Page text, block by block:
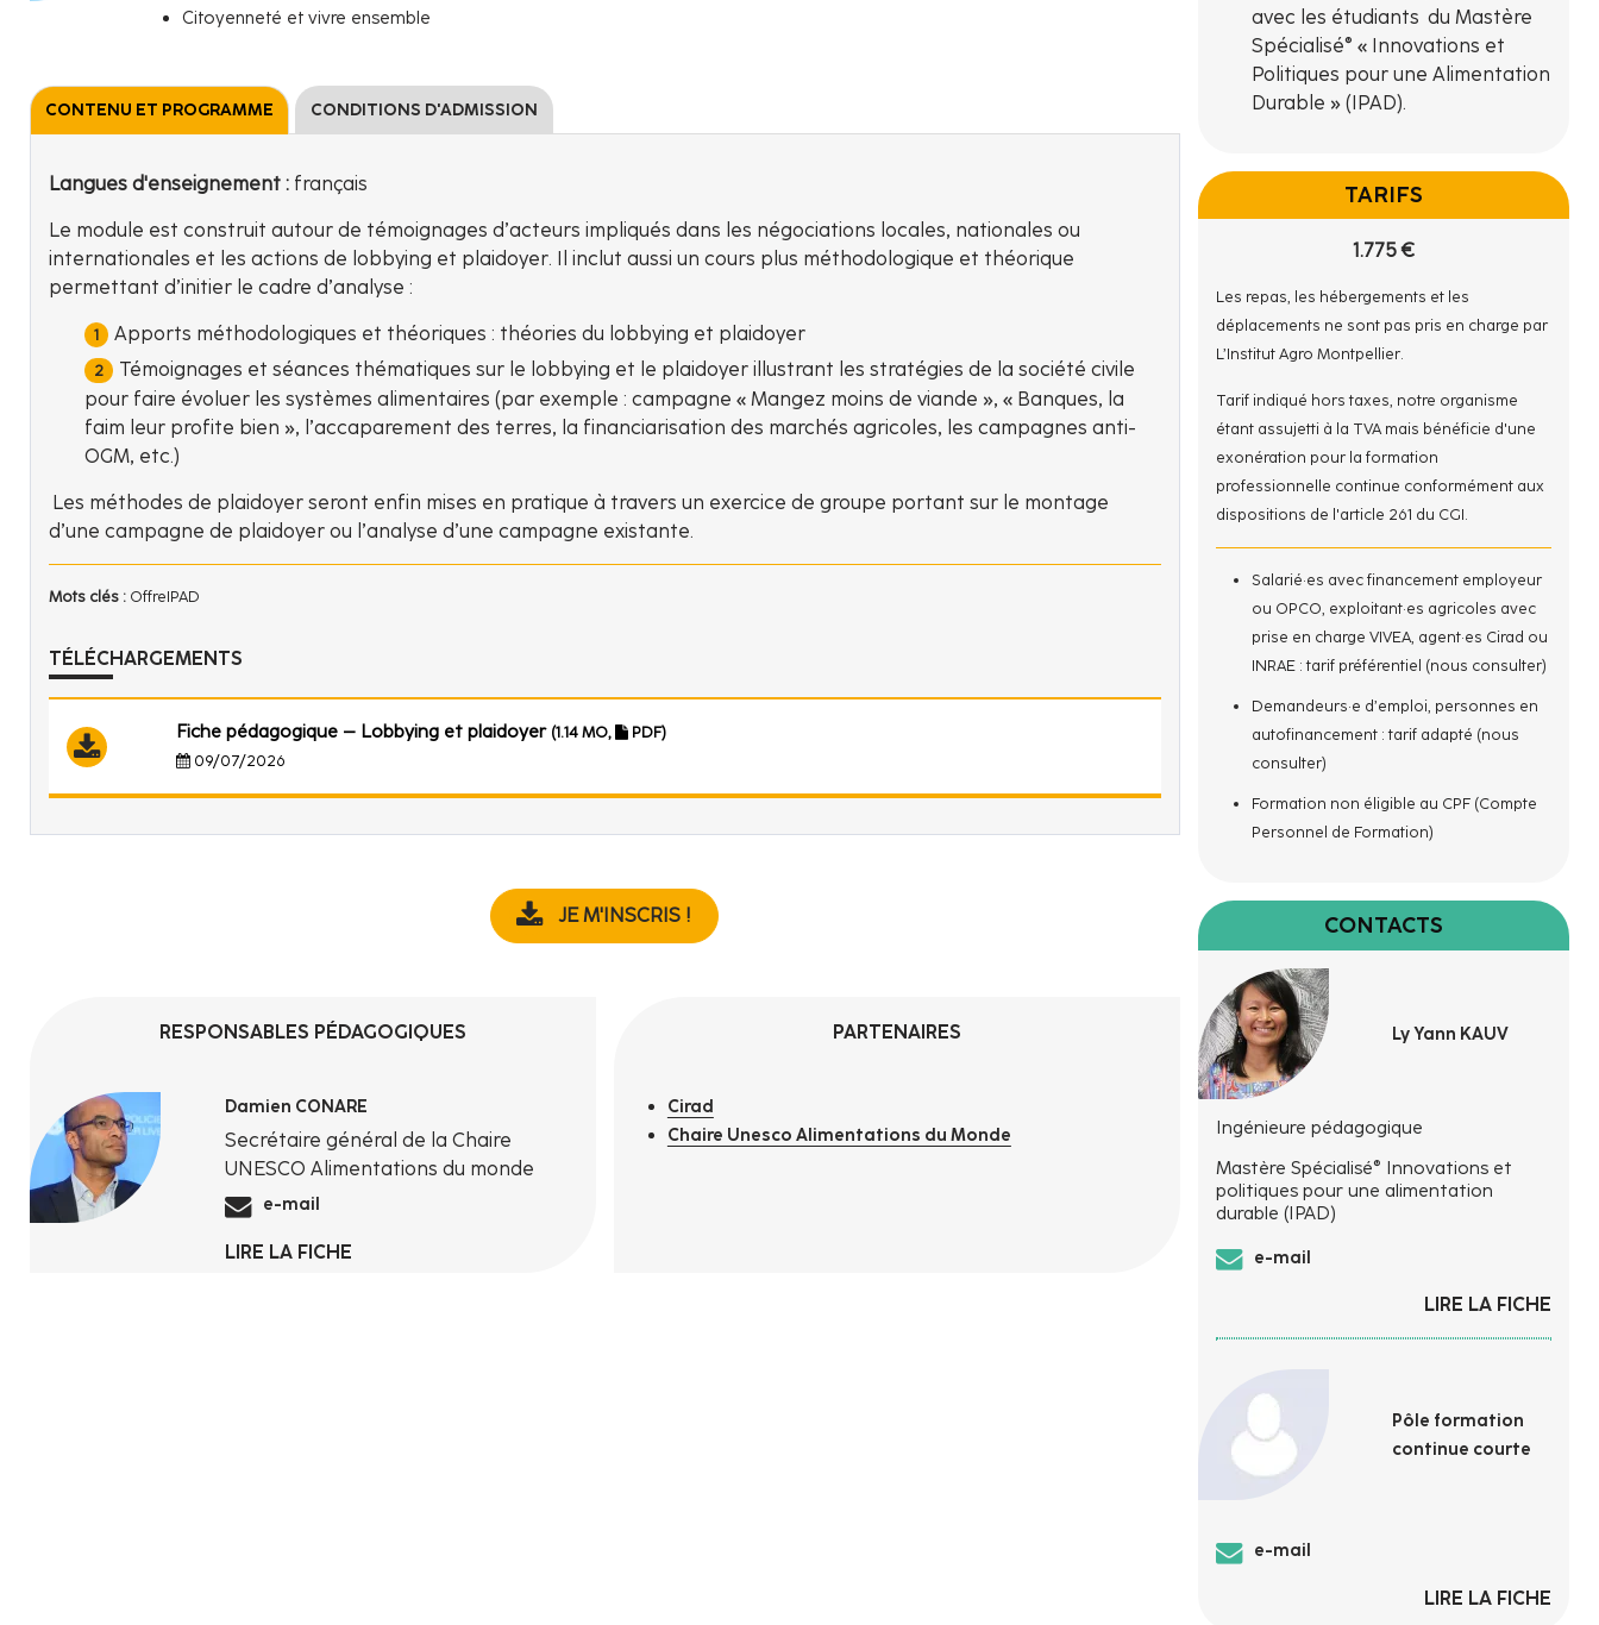
Citoyenneté et vivre ensemble
CONTENU ET PROGRAMME CONDITIONS D'ADMISSION
Langues d'enseignement : français
Le module est construit autour de témoignages d’acteurs impliqués dans les négociations locales, nationales ou
internationales et les actions de lobbying et plaidoyer. Il inclut aussi un cours plus méthodologique et théorique
permettant d’initier le cadre d’analyse :
Apports méthodologiques et théoriques : théories du lobbying et plaidoyer
Témoignages et séances thématiques sur le lobbying et le plaidoyer illustrant les stratégies de la société civile
pour faire évoluer les systèmes alimentaires (par exemple : campagne « Mangez moins de viande », « Banques, la
faim leur profite bien », l’accaparement des terres, la financiarisation des marchés agricoles, les campagnes anti-
OGM, etc.)
Les méthodes de plaidoyer seront enfin mises en pratique à travers un exercice de groupe portant sur le montage
d’une campagne de plaidoyer ou l’analyse d’une campagne existante.
Mots clés : OffreIPAD
TÉLÉCHARGEMENTS
Fiche pédagogique – Lobbying et plaidoyer (1.14 MO,
PDF)
09/07/2026
JE M'INSCRIS !
RESPONSABLES PÉDAGOGIQUES
Damien CONARE
Secrétaire général de la Chaire
UNESCO Alimentations du monde
e-mail
LIRE LA FICHE
PARTENAIRES
Cirad
Chaire Unesco Alimentations du Monde
avec les étudiants du Mastère
Spécialisé® « Innovations et
Politiques pour une Alimentation
Durable » (IPAD).
TARIFS
1.775 €
Les repas, les hébergements et les
déplacements ne sont pas pris en charge par
L’Institut Agro Montpellier.
Tarif indiqué hors taxes, notre organisme
étant assujetti à la TVA mais bénéficie d'une
exonération pour la formation
professionnelle continue conformément aux
dispositions de l'article 261 du CGI.
Salarié·es avec financement employeur
ou OPCO, exploitant·es agricoles avec
prise en charge VIVEA, agent·es Cirad ou
INRAE : tarif préférentiel (nous consulter)
Demandeurs·e d’emploi, personnes en
autofinancement : tarif adapté (nous
consulter)
Formation non éligible au CPF (Compte
Personnel de Formation)
CONTACTS
Ly Yann KAUV
Ingénieure pédagogique
Mastère Spécialisé® Innovations et
politiques pour une alimentation
durable (IPAD)
e-mail
LIRE LA FICHE
Pôle formation
continue courte
e-mail
LIRE LA FICHE